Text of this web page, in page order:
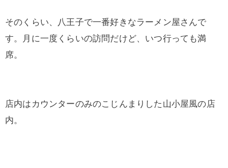
そのくらい、八王子で一番好きなラーメン屋さんで
す。月に一度くらいの訪問だけど、いつ行っても満
席。
店内はカウンターのみのこじんまりした山小屋風の店
内。